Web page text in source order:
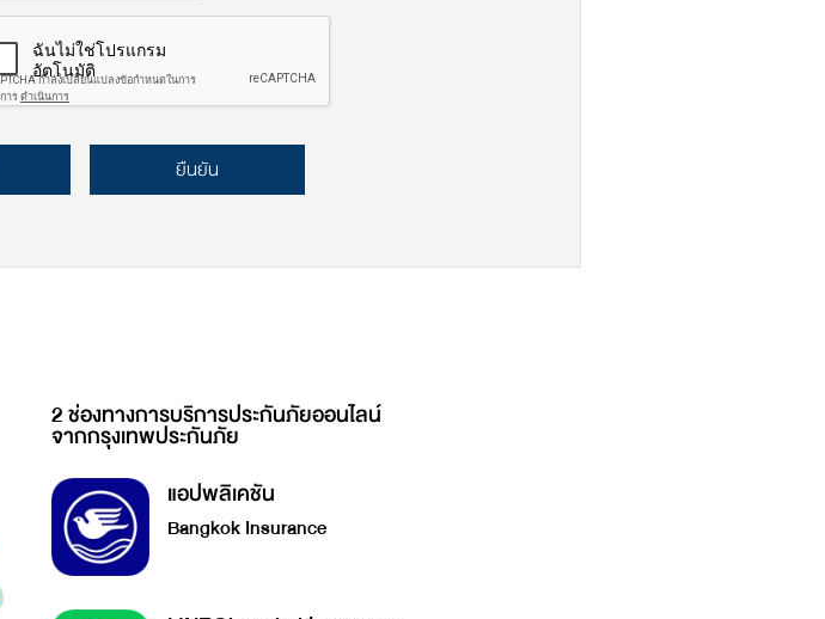
ยืนยัน
2 ช่องทางการบริการประกันภัยออนไลน์
จากกรุงเทพประกันภัย
แอปพลิเคชัน
Bangkok Insurance